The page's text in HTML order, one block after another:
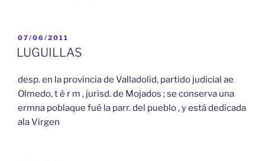
PUBLICADO
EL
07/06/2011
LUGUILLAS
desp. en la provincia de Valladolid, partido judicial ae
Olmedo, t é r m , jurisd. de Mojados ; se conserva una
ermna poblaque fué la parr. del pueblo , y está dedicada
ala Virgen